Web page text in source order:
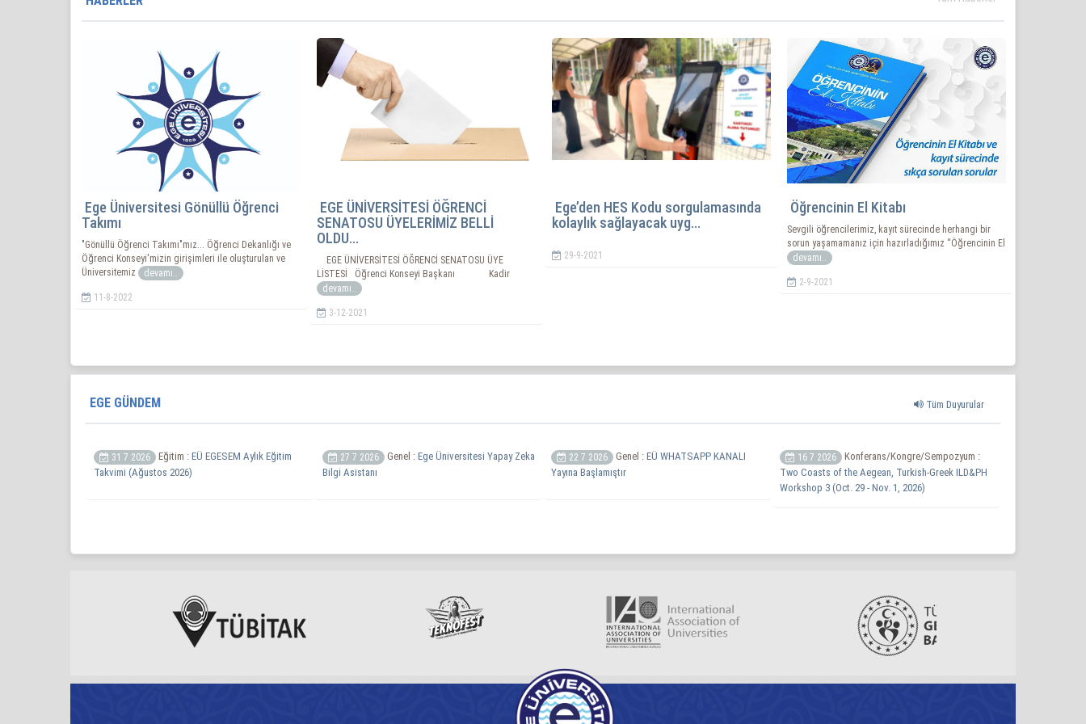
Ege Üniversitesi Gönüllü Öğrenci
Takımı
"Gönüllü Öğrenci Takımı"mız... Öğrenci Dekanlığı ve
Öğrenci Konseyi'mizin girişimleri ile oluşturulan ve
Üniversitemiz
devamı..
11-8-2022
EGE ÜNİVERSİTESİ ÖĞRENCİ
SENATOSU ÜYELERİMİZ BELLİ
OLDU...
EGE ÜNİVERSİTESİ ÖĞRENCİ SENATOSU ÜYE
LİSTESİ Öğrenci Konseyi Başkanı Kadir
devamı..
3-12-2021
Ege’den HES Kodu sorgulamasında
kolaylık sağlayacak uyg...
29-9-2021
Öğrencinin El Kitabı
Sevgili öğrencilerimiz, kayıt sürecinde herhangi bir
sorun yaşamamanız için hazırladığımız “Öğrencinin El
devamı..
2-9-2021
Tüm Duyurular
EGE GÜNDEM
31 7 2026 Eğitim : EÜ EGESEM Aylık Eğitim
Takvimi (Ağustos 2026)
27 7 2026 Genel : Ege Üniversitesi Yapay Zeka
Bilgi Asistanı
22 7 2026 Genel : EÜ WHATSAPP KANALI
Yayına Başlamıştır
16 7 2026
Konferans/Kongre/Sempozyum :
Two Coasts of the Aegean, Turkish-Greek ILD&PH
Workshop 3 (Oct. 29 - Nov. 1, 2026)